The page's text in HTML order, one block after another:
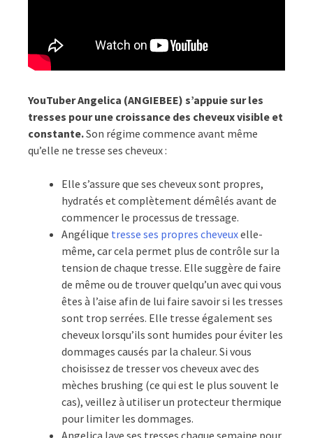
YouTuber Angelica (ANGIEBEE) s’appuie sur les
tresses pour une croissance des cheveux visible et
constante.Son régime commence avant même
qu’elle ne tresse ses cheveux :
Elle s’assure que ses cheveux sont propres,
hydratés et complètement démêlés avant de
commencer le processus de tressage.
Angélique tresse ses propres cheveuxelle-
même, car cela permet plus de contrôle sur la
tension de chaque tresse. Elle suggère de faire
de même ou de trouver quelqu’un avec qui vous
êtes à l’aise afin de lui faire savoir si les tresses
sont trop serrées. Elle tresse également ses
cheveux lorsqu’ils sont humides pour éviter les
dommages causés par la chaleur. Si vous
choisissez de tresser vos cheveux avec des
mèches brushing (ce qui est le plus souvent le
cas), veillez à utiliser un protecteur thermique
pour limiter les dommages.